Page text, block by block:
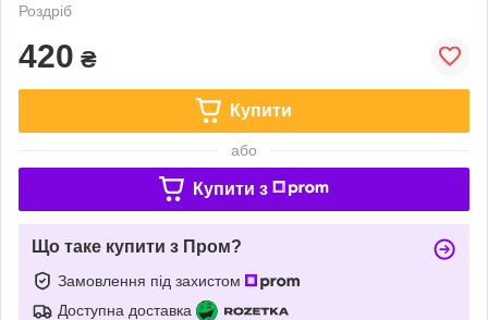
Роздріб
420 ₴
Купити
або
Купити з
Що таке купити з Пром?
Замовлення під захистом
Доступна доставка